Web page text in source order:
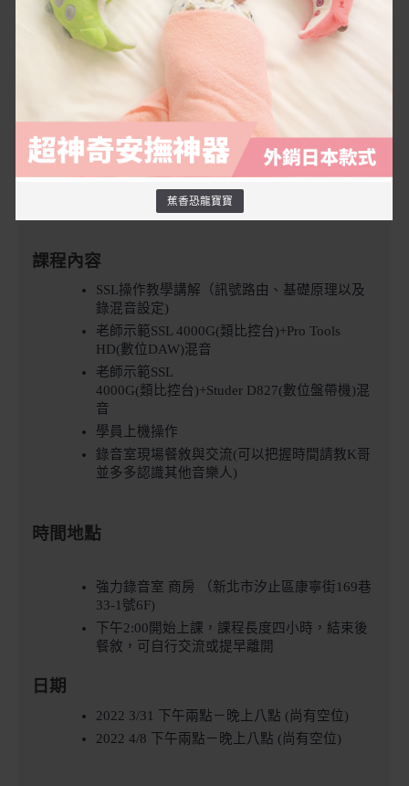
蕉香恐龍寶寶
課程內容
SSL操作教學講解（訊號路由、基礎原理以及
錄混音設定)
老師示範SSL 4000G(類比控台)+Pro Tools
HD(數位DAW)混音
老師示範SSL
4000G(類比控台)+Studer D827(數位盤帶機)混
音
學員上機操作
錄音室現場餐敘與交流(可以把握時間請教K哥
並多多認識其他音樂人)
時間地點
強力錄音室 商房 （新北市汐止區康寧街169巷
33-1號6F)
下午2:00開始上課，課程長度四小時，結束後
餐敘，可自行交流或提早離開
日期
2022 3/31 下午兩點－晚上八點 ( 尚有空位 )
2022 4/8 下午兩點－晚上八點 (尚有空位)